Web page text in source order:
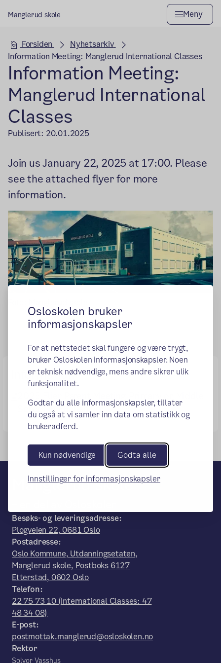
Osloskolen bruker
informasjonskapsler
For at nettstedet skal fungere og være trygt,
bruker Osloskolen informasjonskapsler. Noen
er teknisk nødvendige, mens andre sikrer ulik
funksjonalitet.
Godtar du alle informasjonskapsler, tillater
du også at vi samler inn data om statistikk og
brukeradferd.
Kun nødvendige Godta alle
Innstillinger for informasjonskapsler
Manglerud skole Meny
Hovedseksjon
Forsiden
Nyhetsarkiv
Information Meeting: Manglerud International Classes
Information Meeting:
Manglerud International
Classes
Publisert: 20.01.2025
Join us January 22, 2025 at 17:00. Please
see the attached flyer for more
information.
Information
School in English.pdf
Manglerud skole
Besøks- og leveringsadresse:
Plogveien 22, 0681 Oslo
Postadresse:
Oslo Kommune, Utdanningsetaten,
Manglerud skole, Postboks 6127
Etterstad, 0602 Oslo
Telefon:
22 75 73 10 (International Classes: 47
48 34 08)
E-post:
postmottak.manglerud@osloskolen.no
Rektor
Solvor Vasshus